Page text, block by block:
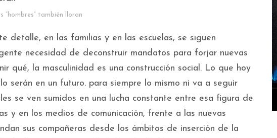
“hombres” también lloran
detalle, en las familias y en las escuelas, se siguen
necesidad de deconstruir mandatos para forjar nuevas
qué, la masculinidad es una construcción social. Lo que hoy
serán en un futuro. para siempre lo mismo ni va a seguir
se ven sumidos en una lucha constante entre esa figura de
y en los medios de comunicación, frente a las nuevas
sus compañeras desde los ámbitos de inserción de la